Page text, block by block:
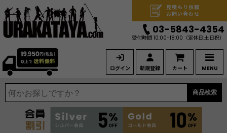
ログイン 新規登録 カート MENU
見積もり依頼
お問い合わせ
03-5843-4354
受付時間 10:00-18:00 （定休日:土日祝）
商品検索